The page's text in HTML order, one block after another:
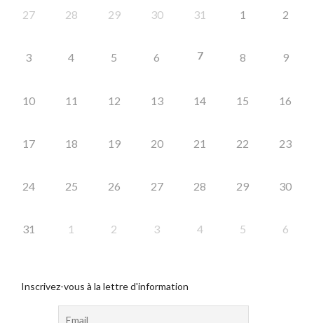
27 28 29 30 31 1 2
3 4 5 6 7 8 9
10 11 12 13 14 15 16
17 18 19 20 21 22 23
24 25 26 27 28 29 30
31 1 2 3 4 5 6
Inscrivez-vous à la lettre d'information